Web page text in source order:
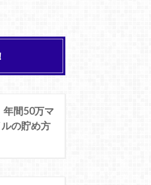
年間50万マ
の貯め方